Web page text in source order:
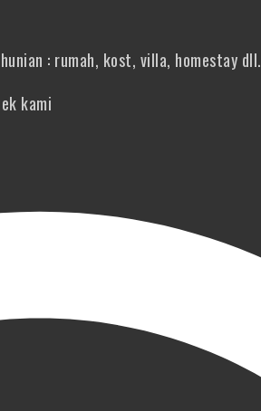
: rumah, kost, villa, homestay dll.
kami